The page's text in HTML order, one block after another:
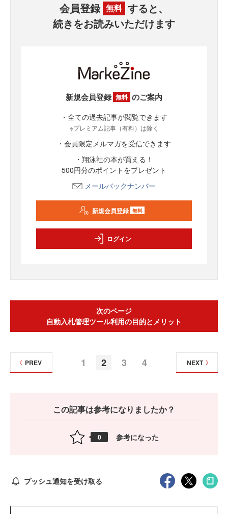
会員登録 無料 すると、
続きをお読みいただけます
新規会員登録 無料 のご案内
・全ての過去記事が閲覧できます
※プレミアム記事（有料）は除く
・会員限定メルマガを受信できます
・翔泳社の本が買える！
500円分のポイントをプレゼント
メールバックナンバー
新規会員登録 無料
ログイン
次のページ
自動入札管理ツール利用の目的とメリット
1 2 3 4
PREV NEXT
この記事は参考になりましたか？
0 参考になった
プッシュ通知を受け取る